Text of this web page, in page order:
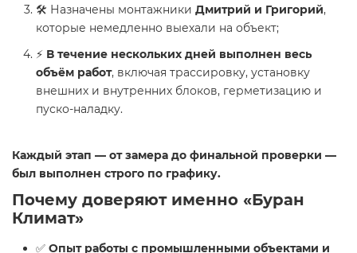
🛠️ Назначены монтажники Дмитрий и Григорий,
которые немедленно выехали на объект;
⚡ В течение нескольких дней выполнен весь
объём работ, включая трассировку, установку
внешних и внутренних блоков, герметизацию и
пуско-наладку.
Каждый этап — от замера до финальной проверки —
был выполнен строго по графику.
Почему доверяют именно «Буран
Климат»
✅ Опыт работы с промышленными объектами и